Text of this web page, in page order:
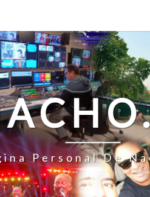
Personal De